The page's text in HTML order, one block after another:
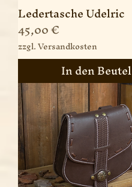
Ledertasche Udelric
Preis
45,00 €
zzgl. Versandkosten
In den Beutel